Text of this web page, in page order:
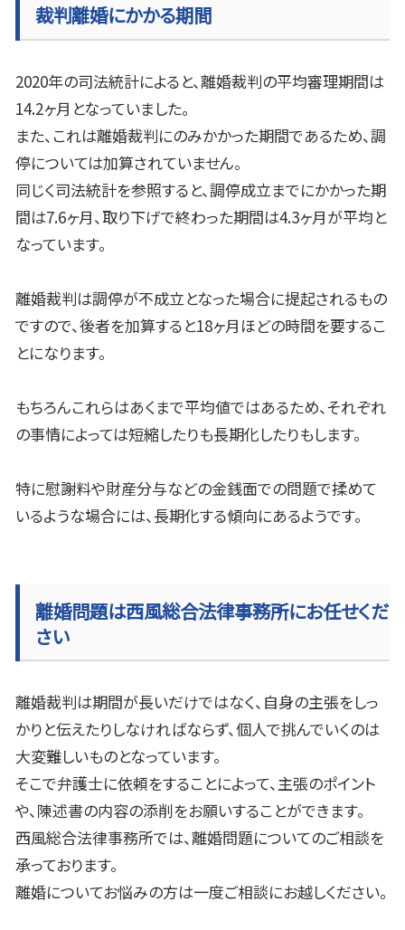
裁判離婚にかかる期間
2020年の司法統計によると、離婚裁判の平均審理期間は
14.2ヶ月となっていました。
また、これは離婚裁判にのみかかった期間であるため、調
停については加算されていません。
同じく司法統計を参照すると、調停成立までにかかった期
間は7.6ヶ月、取り下げで終わった期間は4.3ヶ月が平均と
なっています。
離婚裁判は調停が不成立となった場合に提起されるもの
ですので、後者を加算すると18ヶ月ほどの時間を要するこ
とになります。
もちろんこれらはあくまで平均値ではあるため、それぞれ
の事情によっては短縮したりも長期化したりもします。
特に慰謝料や財産分与などの金銭面での問題で揉めて
いるような場合には、長期化する傾向にあるようです。
離婚問題は西風総合法律事務所にお任せくだ
さい
離婚裁判は期間が長いだけではなく、自身の主張をしっ
かりと伝えたりしなければならず、個人で挑んでいくのは
大変難しいものとなっています。
そこで弁護士に依頼をすることによって、主張のポイント
や、陳述書の内容の添削をお願いすることができます。
西風総合法律事務所では、離婚問題についてのご相談を
承っております。
離婚についてお悩みの方は一度ご相談にお越しください。